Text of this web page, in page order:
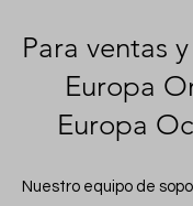
Para ventas
Europa
Europa
Nuestro equipo de